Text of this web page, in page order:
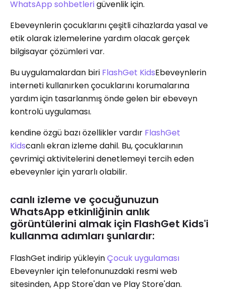
WhatsApp sohbetlerigüvenlik için.
Ebeveynlerin çocuklarını çeşitli cihazlarda yasal ve
etik olarak izlemelerine yardım olacak gerçek
bilgisayar çözümleri var.
Bu uygulamalardan biri FlashGet KidsEbeveynlerin
interneti kullanırken çocuklarını korumalarına
yardım için tasarlanmış önde gelen bir ebeveyn
kontrolü uygulaması.
kendine özgü bazı özellikler vardır FlashGet
Kidscanlı ekran izleme dahil. Bu, çocuklarının
çevrimiçi aktivitelerini denetlemeyi tercih eden
ebeveynler için yararlı olabilir.
canlı i̇zleme ve çocuğunuzun
WhatsApp etkinliğinin anlık
görüntülerini almak için FlashGet Kids'i
kullanma adımları şunlardır:
FlashGet indirip yükleyinÇocuk uygulaması
Ebeveynler için telefonunuzdaki resmi web
sitesinden, App Store'dan ve Play Store'dan.